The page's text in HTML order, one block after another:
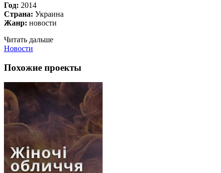
Год: 2014
Страна: Украина
Жанр: новости
Читать дальше
Новости
Похожие проекты